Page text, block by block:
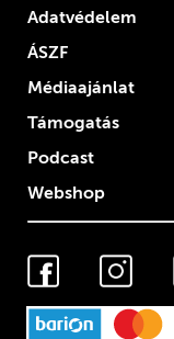
Adatvédelem
ÁSZF
Médiaajánlat
Támogatás
Podcast
Webshop